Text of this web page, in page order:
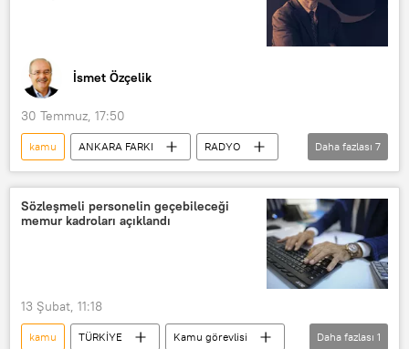
İsmet Özçelik
30 Temmuz, 17:50
kamu ANKARA FARKI
RADYO
Ekonomi
Türkiye Ekonomi Gazetecileri Derneği (EGD)
Enflasyon
Ticaret Bakanlığı
Daha fazlası 7
Sözleşmeli personelin geçebileceği
memur kadroları açıklandı
13 Şubat, 11:18
kamu TÜRKİYE
Kamu görevlisi
Daha fazlası 1